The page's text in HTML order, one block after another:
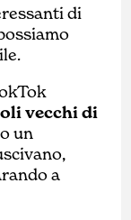
di
vecchi di
un
a